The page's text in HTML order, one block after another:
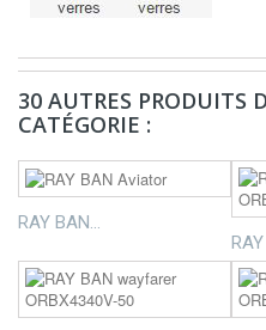
30 AUTRES PRODUITS
CATÉGORIE :
RAY BAN...
RAY